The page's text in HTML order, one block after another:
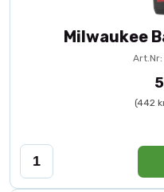
Milwaukee
(442